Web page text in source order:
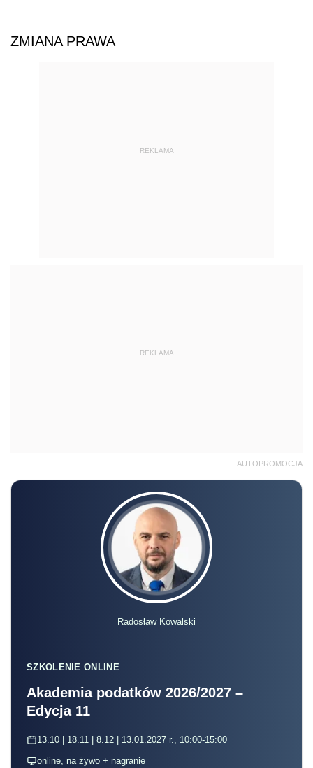
ZMIANA PRAWA
REKLAMA
REKLAMA
AUTOPROMOCJA
Radosław Kowalski
SZKOLENIE ONLINE
Akademia podatków 2026/2027 –
Edycja 11
13.10 | 18.11 | 8.12 | 13.01.2027 r., 10:00-15:00
online, na żywo + nagranie